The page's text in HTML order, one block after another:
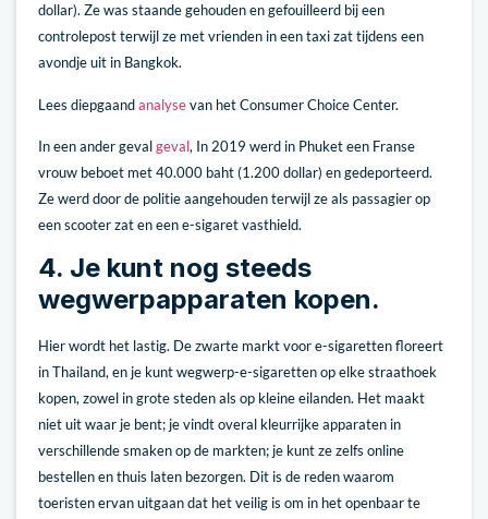
dollar). Ze was staande gehouden en gefouilleerd bij een
controlepost terwijl ze met vrienden in een taxi zat tijdens een
avondje uit in Bangkok.
Lees diepgaandanalysevan het Consumer Choice Center.
In een ander gevalgeval, In 2019 werd in Phuket een Franse
vrouw beboet met 40.000 baht (1.200 dollar) en gedeporteerd.
Ze werd door de politie aangehouden terwijl ze als passagier op
een scooter zat en een e-sigaret vasthield.
4. Je kunt nog steeds
wegwerpapparaten kopen.
Hier wordt het lastig. De zwarte markt voor e-sigaretten floreert
in Thailand, en je kunt wegwerp-e-sigaretten op elke straathoek
kopen, zowel in grote steden als op kleine eilanden. Het maakt
niet uit waar je bent; je vindt overal kleurrijke apparaten in
verschillende smaken op de markten; je kunt ze zelfs online
bestellen en thuis laten bezorgen. Dit is de reden waarom
toeristen ervan uitgaan dat het veilig is om in het openbaar te